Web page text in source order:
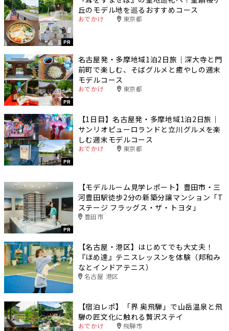
PR
丘のモデル地を巡るおすすめコース
おでかけ 東京都
PR
名古屋発・多摩地域1泊2日旅｜深大寺と門
前町で楽しむ、そばグルメと癒やしの週末
モデルコース
おでかけ 東京都
PR
【1日目】名古屋発・多摩地域1泊2日旅｜
サンリオピューロランドと立川グルメを楽
しむ週末モデルコース
おでかけ 東京都
PR
【モデルルーム見学レポート】豊田市・三
河豊田駅徒歩2分の新築分譲マンション「T
ステージ フラッグス・ザ・トヨタ」
豊田市
【名古屋・港区】はじめてでも大丈夫！
『ほめ達』テニスレッスンを体験（邦和み
なとインドアテニス）
名古屋 港区
【宿泊レポ】「界 奥飛騨」で山岳温泉と飛
騨の匠文化に触れる贅沢ステイ
おでかけ 飛騨市